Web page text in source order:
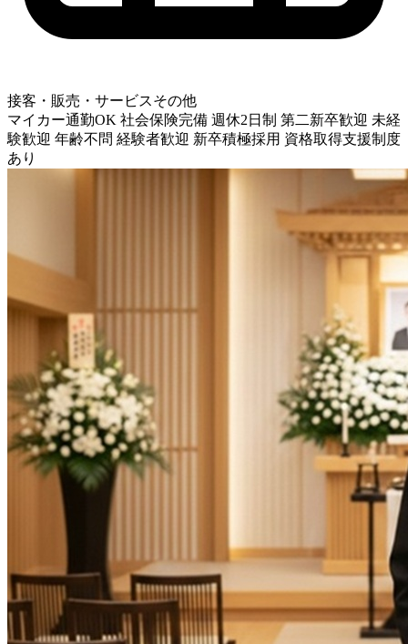
接客・販売・サービスその他
マイカー通勤OK 社会保険完備 週休2日制 第二新卒歓迎 未経
験歓迎 年齢不問 経験者歓迎 新卒積極採用 資格取得支援制度
あり